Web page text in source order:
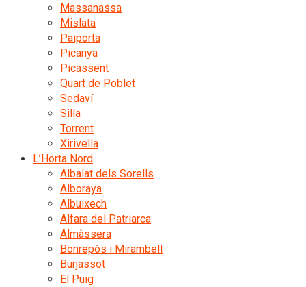
Massanassa
Mislata
Paiporta
Picanya
Picassent
Quart de Poblet
Sedaví
Silla
Torrent
Xirivella
L’Horta Nord
Albalat dels Sorells
Alboraya
Albuixech
Alfara del Patriarca
Almàssera
Bonrepòs i Mirambell
Burjassot
El Puig